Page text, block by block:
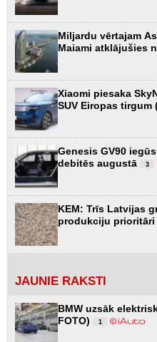
Miljardu vērtajam
Maiami atklājušies
Xiaomi piesaka
SUV Eiropas tirgum
Genesis GV90
debitēs augustā
3
KEM: Trīs Latvijas
produkciju
JAUNIE RAKSTI
BMW uzsāk
FOTO)
1